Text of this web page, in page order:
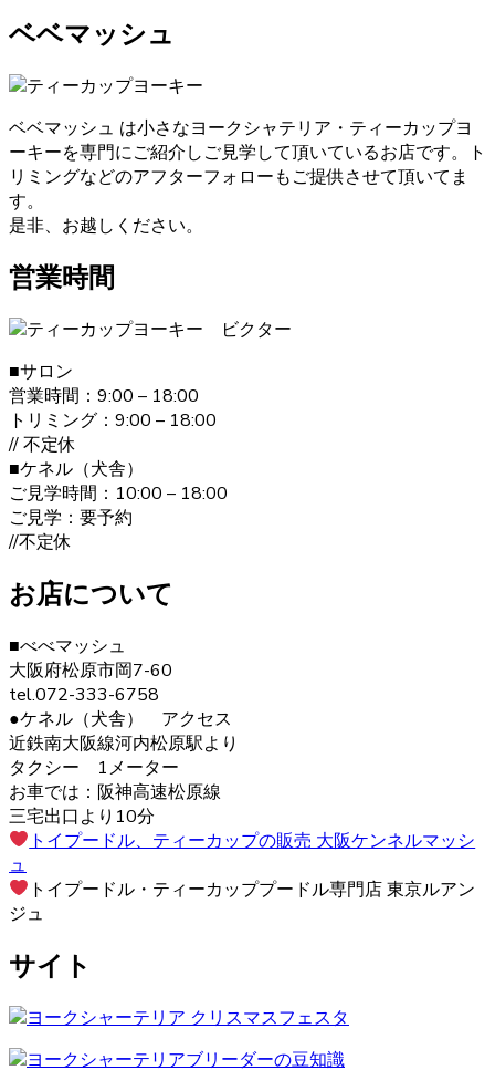
は、獣医師による健康診断を必ず受けております。ブリー
ダーが販売・購入に当たって安心できる育成を慎重に行っ
も安心してお迎えいただけます。ヨークシャーテリアのご
購入をお考えの際は、是非当店にご相談下さい。
2021.1.31
ヨークシャーテリアのご購入をお考えの際は、しっかり育
成としつけを行い、愛情たっぷりに接しているブリーダー
ベドールでは、ヨークシャーテリアたちの育成・販売を経
験豊富なブリーダーが行っていますのでご安心ください。
また、飼い主さんへ飼い方やしつけのレクチャーも致しま
す。ヨークシャーテリアのご購入をお考えの際は、是非当
店にご相談下さい。
2021.1.19
ヨークシャーテリアは何といっても美しい毛並みが大きな
特徴です。”動く宝石”と呼ばれとても上品な毛並みをしてい
ます。どんどん被毛は伸びてしまうので、定期的なお手入
れが必要です。伸びた被毛を結んだり、カットしたりと飼
い主の好みによってオシャレを楽しむことが出来ます。 ご
購入の際は、是非ベベドールへお問い合わせ下さい。
ヨークシャーテリアの毛色は「ダーク・スチール・ブル
ー」と言われます。 子犬の頃は黒色の割合が多く、成長す
ると顔まわりを中心に茶色の部分が増えていきます。こう
した毛色の変化も、成長の楽しみとなるでしょう。 ヨーク
シャーテリア購入をご検討の際は、お気軽にお問い合わせ
ください。
2020.12.12
ヨークシャーテリアは警戒心が強く、初対面から心を開く
ことはあまりありませんが、慣れた飼い主には甘えん坊で
す。プライドの高い犬が多いので、しつけの際は頭ごなし
面もあるので、たくさんコミュニケーションをとってあげ
るのが良いでしょう。 ヨークシャーテリアの育成・販売の
ことなら、ベベドールへ是非お問い合わせください。
2020.12.4
ベベマッシュ
ベベマッシュ は小さなヨークシャテリア・ティーカップヨ
ーキーを専門にご紹介しご見学して頂いているお店です。ト
リミングなどのアフターフォローもご提供させて頂いてま
す。
是非、お越しください。
営業時間
■サロン
営業時間：9:00 – 18:00
トリミング：9:00 – 18:00
// 不定休
■ケネル（犬舎）
ご見学時間：10:00 – 18:00
ご見学：要予約
//不定休
お店について
■べべマッシュ
大阪府松原市岡7-60
tel.072-333-6758
●ケネル（犬舎） アクセス
近鉄南大阪線河内松原駅より
タクシー 1メーター
お車では：阪神高速松原線
三宅出口より10分
トイプードル、ティーカップの販売 大阪ケンネルマッシ
ュ
トイプードル・ティーカッププードル専門店 東京ルアン
ジュ
サイト